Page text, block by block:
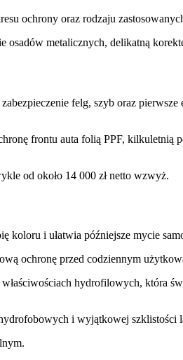
ochrony oraz rodzaju
osadów metalicznych, delikatną
felg, szyb oraz
frontu auta folią PPF, kilkuletnią
od około 14 000 zł netto wzwyż.
koloru i ułatwia późniejsze mycie
ochronę przed codziennym
hydrofilowych, która
i wyjątkowej szklistości